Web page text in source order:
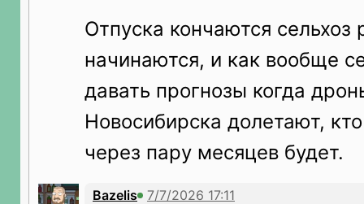
Отпуска кончаются сельхоз
начинаются, и как вообще
давать прогнозы когда
Новосибирска долетают,
через пару месяцев будет.
Bazelis